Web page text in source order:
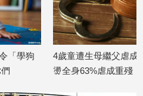
父虐成「活體沙包」熱水
重殘
台中2
凌虐3